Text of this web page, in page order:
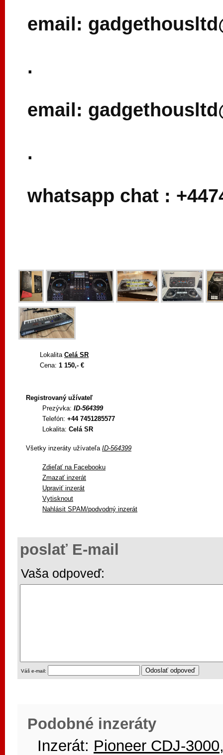
email:
.
email:
.
whatsapp chat :
Lokalita Celá SR
Cena: 1 150,- €
Registrovaný užívateľ
Prezývka: ID-564399
Telefón: +44 7451285577
Lokalita: Celá SR
Všetky inzeráty užívateľa ID-564399
Zdieľať na Facebooku
Zmazať inzerát
Upraviť inzerát
Vytisknout
Nahlásit SPAM/podvodný inzerát
poslať E-mail
Vaša odpoveď:
Váš e-mail:
Podobné inzeráty
Inzerát: Pioneer CDJ-